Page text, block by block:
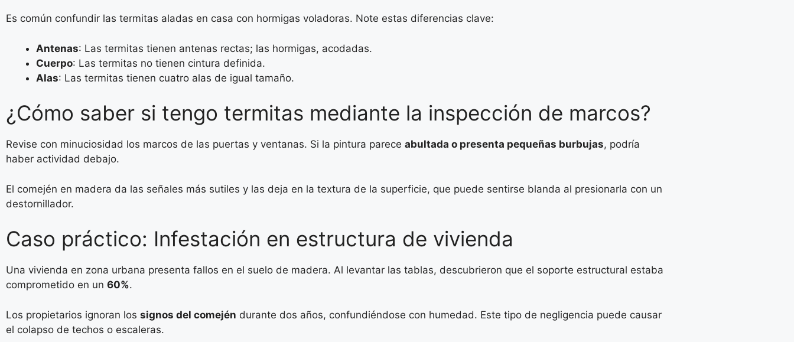
Es común confundir las termitas aladas en casa con hormigas voladoras. Note estas diferencias clave:
Antenas: Las termitas tienen antenas rectas; las hormigas, acodadas.
Cuerpo: Las termitas no tienen cintura definida.
Alas: Las termitas tienen cuatro alas de igual tamaño.
¿Cómo saber si tengo termitas mediante la inspección de marcos?
Revise con minuciosidad los marcos de las puertas y ventanas. Si la pintura parece abultada o presenta pequeñas burbujas, podría
haber actividad debajo.
El comején en madera da las señales más sutiles y las deja en la textura de la superficie, que puede sentirse blanda al presionarla con un
destornillador.
Caso práctico: Infestación en estructura de vivienda
Una vivienda en zona urbana presenta fallos en el suelo de madera. Al levantar las tablas, descubrieron que el soporte estructural estaba
comprometido en un 60%.
Los propietarios ignoran los signos del comején durante dos años, confundiéndose con humedad. Este tipo de negligencia puede causar
el colapso de techos o escaleras.